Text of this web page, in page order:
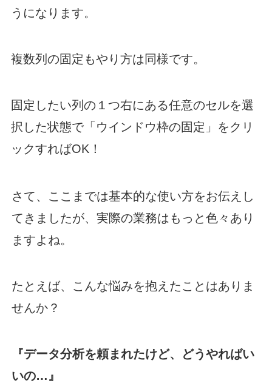
うになります。
複数列の固定もやり方は同様です。
固定したい列の１つ右にある任意のセルを選
択した状態で「ウインドウ枠の固定」をクリ
ックすればOK！
さて、ここまでは基本的な使い方をお伝えし
てきましたが、実際の業務はもっと色々あり
ますよね。
たとえば、こんな悩みを抱えたことはありま
せんか？
『データ分析を頼まれたけど、どうやればい
いの…』